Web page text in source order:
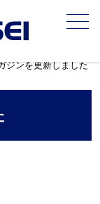
ュー
ジンを更新しました